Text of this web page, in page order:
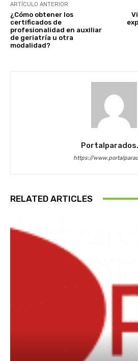
ARTÍCULO ANTERIOR
¿Cómo obtener los
certificados de
profesionalidad en auxiliar
de geriatría u otra
modalidad?
https://
RELATED ARTICLES